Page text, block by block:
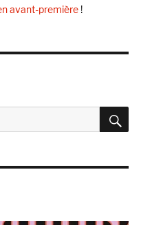
avant-première !